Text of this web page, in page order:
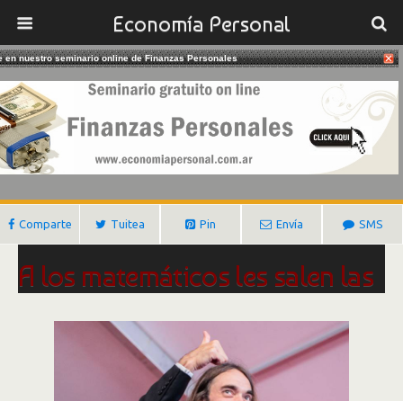
Economía Personal
04/11/2017
El Nuevo Rol De Los Matemáticos
Gustavo Ibañez Padilla
Comparte Tuitea Pin Envía SMS
A los matemáticos les salen las
cuentas
Los perfiles de ciencias exactas eluden
mejor el paro y crecen en todo tipo de
en nuestro seminario online de Finanzas Personales